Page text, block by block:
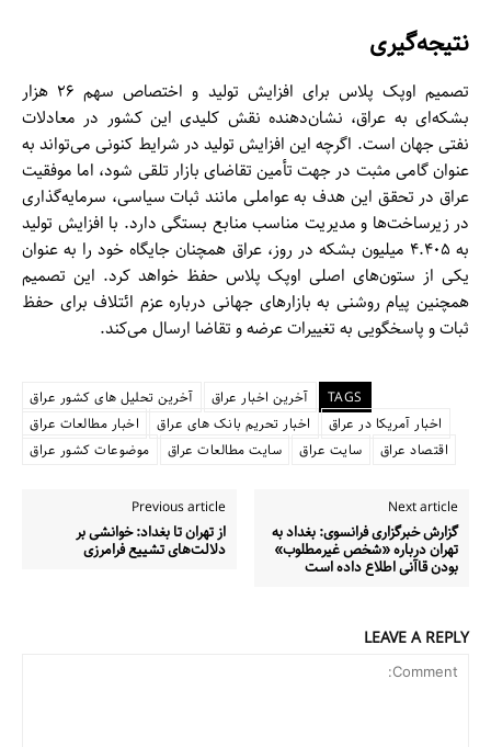
نتیجه‌گیری
تصمیم اوپک پلاس برای افزایش تولید و اختصاص سهم ۲۶ هزار
بشکه‌ای به عراق، نشان‌دهنده نقش کلیدی این کشور در معادلات
نفتی جهان است. اگرچه این افزایش تولید در شرایط کنونی می‌تواند به
عنوان گامی مثبت در جهت تأمین تقاضای بازار تلقی شود، اما موفقیت
عراق در تحقق این هدف به عواملی مانند ثبات سیاسی، سرمایه‌گذاری
در زیرساخت‌ها و مدیریت مناسب منابع بستگی دارد. با افزایش تولید
به ۴.۴۰۵ میلیون بشکه در روز، عراق همچنان جایگاه خود را به عنوان
یکی از ستون‌های اصلی اوپک پلاس حفظ خواهد کرد. این تصمیم
همچنین پیام روشنی به بازارهای جهانی درباره عزم ائتلاف برای حفظ
ثبات و پاسخگویی به تغییرات عرضه و تقاضا ارسال می‌کند.
TAGS آخرین اخبار عراق
آخرین تحلیل های کشور عراق
اخبار آمریکا در عراق
اخبار تحریم بانک های عراق
اخبار مطالعات عراق
اقتصاد عراق
سایت عراق سایت مطالعات عراق موضوعات کشور عراق
Previous article
از تهران تا بغداد: خوانشی بر
دلالت‌های تشییع فرامرزی
Next article
گزارش خبرگزاری فرانسوی: بغداد به
تهران درباره «شخص غیرمطلوب»
بودن قاآنی اطلاع داده است
LEAVE A REPLY